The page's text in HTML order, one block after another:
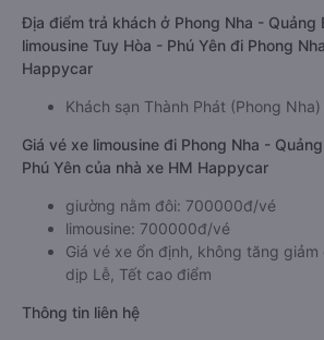
Địa điểm trả khách ở Phong Nha - Quảng
limousine Tuy Hòa - Phú Yên đi Phong
Happycar
Khách sạn Thành Phát (Phong Nha)
Giá vé xe limousine đi Phong Nha -
Phú Yên của nhà xe HM Happycar
giường nằm đôi: 700000đ/vé
limousine: 700000đ/vé
Giá vé xe ổn định, không tăng
dịp Lễ, Tết cao điểm
Thông tin liên hệ